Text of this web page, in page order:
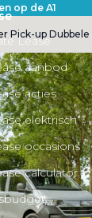
Lease
aanbod
acties
elektrisch
occasions
calculator
op de A1
Pick-up Dubbele